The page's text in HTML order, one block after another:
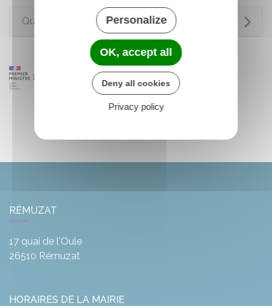
Questions ? Réponses !
RÉMUZAT
17 quai de l'Oule
26510 Rémuzat
HORAIRES DE LA MAIRIE
Personalize
OK, accept all
Deny all cookies
Privacy policy